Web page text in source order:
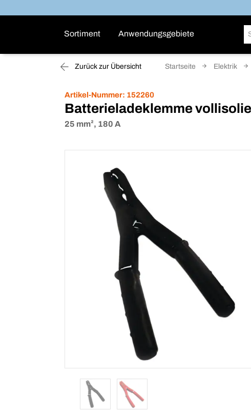
Sortiment Anwendungsgebiete
Zurück zur Übersicht Startseite Elektrik
Artikel-Nummer: 152260
Batterieladeklemme
25 mm², 180 A